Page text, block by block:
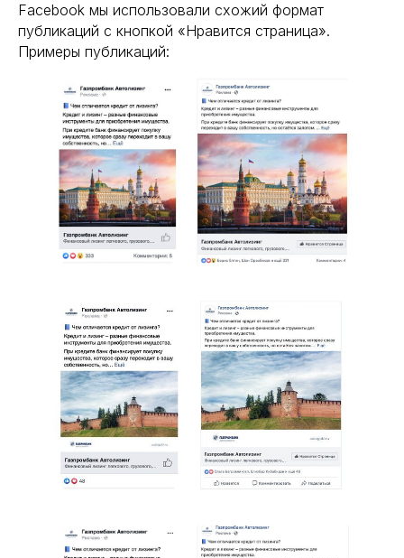
Facebook мы использовали схожий формат
публикаций с кнопкой «Нравится страница».
Примеры публикаций: